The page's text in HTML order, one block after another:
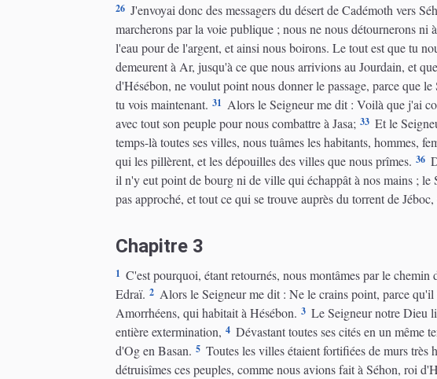
26 J'envoyai donc des messagers du désert de Cadémoth vers
marcherons par la voie publique ; nous ne nous détournerons ni
l'eau pour de l'argent, et ainsi nous boirons. Le tout est que tu
demeurent à Ar, jusqu'à ce que nous arrivions au Jourdain, et
d'Hésébon, ne voulut point nous donner le passage, parce que
tu vois maintenant. 31 Alors le Seigneur me dit : Voilà que j'ai
avec tout son peuple pour nous combattre à Jasa; 33 Et le
temps-là toutes ses villes, nous tuâmes les habitants, hommes,
qui les pillèrent, et les dépouilles des villes que nous prîmes. 36
il n'y eut point de bourg ni de ville qui échappât à nos mains ; le
pas approché, et tout ce qui se trouve auprès du torrent de
Chapitre 3
1 C'est pourquoi, étant retournés, nous montâmes par le
Edraï. 2 Alors le Seigneur me dit : Ne le crains point, parce
Amorrhéens, qui habitait à Hésébon. 3 Le Seigneur notre Dieu
entière extermination, 4 Dévastant toutes ses cités en un
d'Og en Basan. 5 Toutes les villes étaient fortifiées de murs
détruisîmes ces peuples, comme nous avions fait à Séhon, roi